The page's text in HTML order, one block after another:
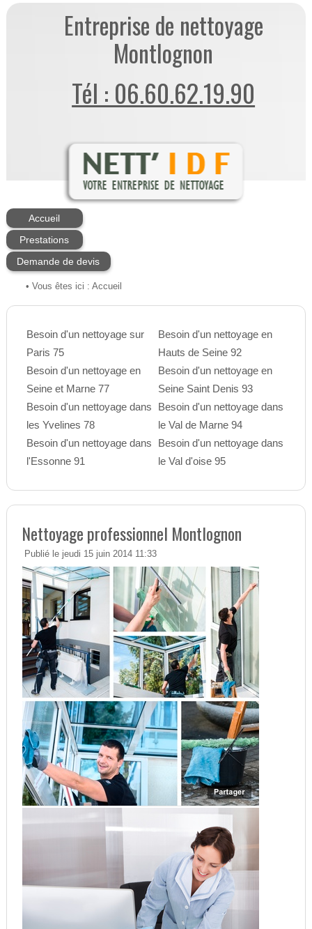
Entreprise de nettoyage
Montlognon
Tél : 06.60.62.19.90
Accueil
Prestations
Demande de devis
• Vous êtes ici : Accueil
Besoin d'un nettoyage sur
Paris 75
Besoin d'un nettoyage en
Seine et Marne 77
Besoin d'un nettoyage dans
les Yvelines 78
Besoin d'un nettoyage dans
l'Essonne 91
Besoin d'un nettoyage en
Hauts de Seine 92
Besoin d'un nettoyage en
Seine Saint Denis 93
Besoin d'un nettoyage dans
le Val de Marne 94
Besoin d'un nettoyage dans
le Val d'oise 95
Nettoyage professionnel Montlognon
Publié le jeudi 15 juin 2014 11:33